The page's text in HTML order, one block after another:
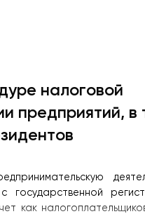
налоговой
предприятий, в
государственной
как